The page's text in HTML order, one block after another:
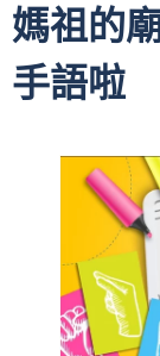
媽祖的
手語啦